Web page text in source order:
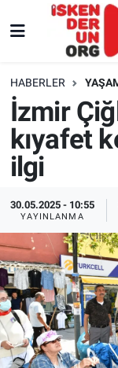
HABERLER
İzmir
kıyafet
ilgi
30.05.2025 - 10:55
YAYINLANMA